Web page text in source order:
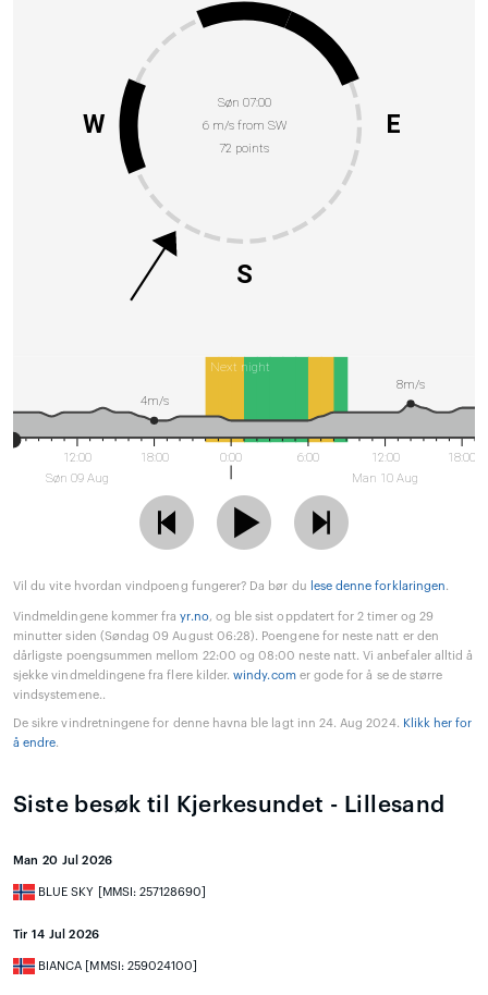
Søn 07:00
6 m/s from SW
72 points
E
S
W
Next night
12:00
Søn 09 Aug
18:00 0:00 6:00
12:00
Man 10 Aug
18:00
8m/s
4m/s
Vil du vite hvordan vindpoeng fungerer? Da bør du lese denne forklaringen.
Vindmeldingene kommer frayr.no, og ble sist oppdatert for 2 timer og 29
minutter siden (Søndag 09 August 06:28). Poengene for neste natt er den
dårligste poengsummen mellom 22:00 og 08:00 neste natt. Vi anbefaler alltid å
sjekke vindmeldingene fra flere kilder.windy.comer gode for å se de større
vindsystemene..
De sikre vindretningene for denne havna ble lagt inn 24. Aug 2024. Klikk her for
å endre.
Siste besøk til Kjerkesundet - Lillesand
Man 20 Jul 2026
BLUE SKY [MMSI: 257128690]
Tir 14 Jul 2026
BIANCA [MMSI: 259024100]